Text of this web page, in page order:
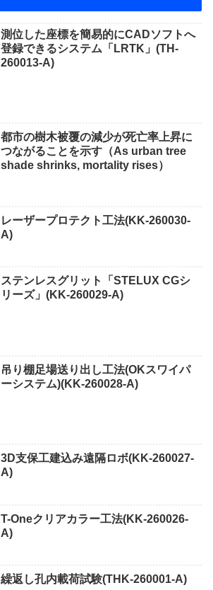
測位した座標を簡易的にCADソフトへ
登録できるシステム「LRTK」(TH-
260013-A)
都市の樹木被覆の減少が死亡率上昇に
つながることを示す（As urban tree
shade shrinks, mortality rises）
レーザープロテクト⼯法(KK-260030-
A)
ステンレスグリット「STELUX CGシ
リーズ」(KK-260029-A)
吊り棚足場送り出し工法(OKスワイパ
ーシステム)(KK-260028-A)
3D支保工建込み遠隔ロボ(KK-260027-
A)
T-Oneクリアカラー工法(KK-260026-
A)
繰返し孔内載荷試験(THK-260001-A)